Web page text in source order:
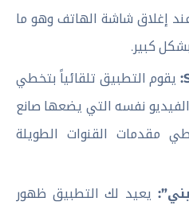
إغلاق شاشة الهاتف وهو ما
كبير.
يقوم التطبيق تلقائياً بتخطي
نفسه التي يضعها صانع
مقدمات القنوات الطويلة
يعيد لك التطبيق ظهور